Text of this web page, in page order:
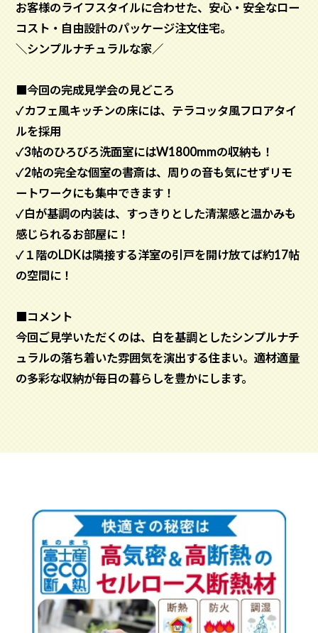
お客様のライフスタイルに合わせた、安心・安全なロー
コスト・自由設計のパッケージ注文住宅。
＼シンプルナチュラルな家／
■今回の完成見学会の見どころ
✓カフェ風キッチンの床には、テラコッタ風フロアタイ
ルを採用
✓3帖のひろびろ洗面室にはW1800mmの収納も！
✓2帖の完全な個室の書斎は、周りの音も気にせずリモ
ートワークにも集中できます！
✓白が基調の内装は、すっきりとした清潔感と温かみも
感じられるお部屋に！
✓１階のLDKは隣接する洋室の引戸を開け放てば約17帖
の空間に！
■コメント
今回ご見学いただくのは、白を基調としたシンプルナチ
ュラルの落ち着いた雰囲気を演出する住まい。適材適量
の多彩な収納が毎日の暮らしを豊かにします。